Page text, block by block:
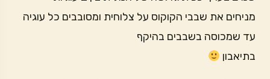
מניחים את שבבי הקוקוס על צלוחית ומסובבים כל עוגיה
עד שמכוסה בשבבים בהיקף
בתיאבון